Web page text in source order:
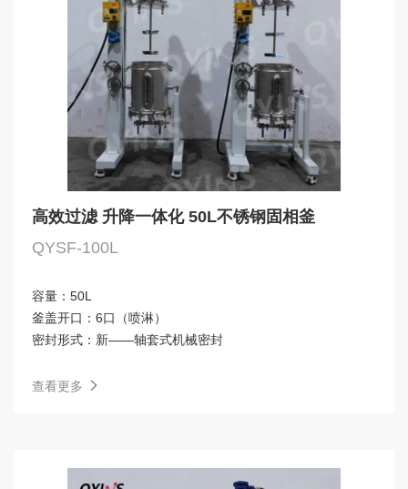
高效过滤 升降一体化 50L不锈钢固相釜
QYSF-100L
容量： 50L
釜盖开口： 6口（喷淋）
密封形式： 新——轴套式机械密封
查看更多